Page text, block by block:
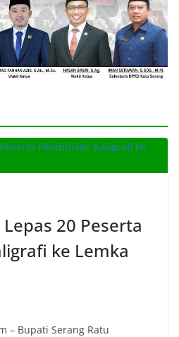
20 Peserta
ke Lemka
– Bupati Serang Ratu